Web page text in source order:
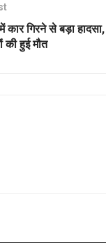
कार गिरने से बड़ा
की हुई मौत